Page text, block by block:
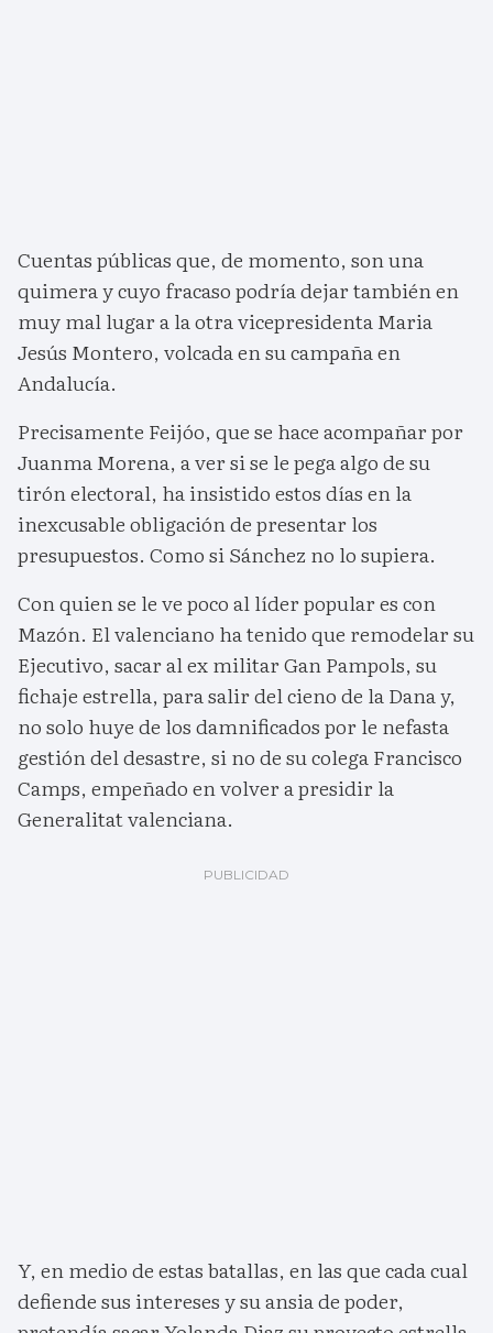
Cuentas públicas que, de momento, son una
quimera y cuyo fracaso podría dejar también en
muy mal lugar a la otra vicepresidenta Maria
Jesús Montero, volcada en su campaña en
Andalucía.
Precisamente Feijóo, que se hace acompañar por
Juanma Morena, a ver si se le pega algo de su
tirón electoral, ha insistido estos días en la
inexcusable obligación de presentar los
presupuestos. Como si Sánchez no lo supiera.
Con quien se le ve poco al líder popular es con
Mazón. El valenciano ha tenido que remodelar su
Ejecutivo, sacar al ex militar Gan Pampols, su
fichaje estrella, para salir del cieno de la Dana y,
no solo huye de los damnificados por le nefasta
gestión del desastre, si no de su colega Francisco
Camps, empeñado en volver a presidir la
Generalitat valenciana.
Y, en medio de estas batallas, en las que cada cual
defiende sus intereses y su ansia de poder,